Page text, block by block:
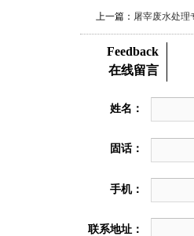
上一篇： 屠宰废水处理
Feedback
在线留言
姓名：
固话：
手机：
联系地址：